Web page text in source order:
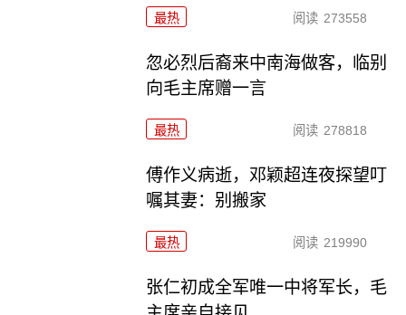
最热 阅读 273558
忽必烈后裔来中南海做客，临别
向毛主席赠一言
最热 阅读 278818
傅作义病逝，邓颖超连夜探望叮
嘱其妻：别搬家
最热 阅读 219990
张仁初成全军唯一中将军长，毛